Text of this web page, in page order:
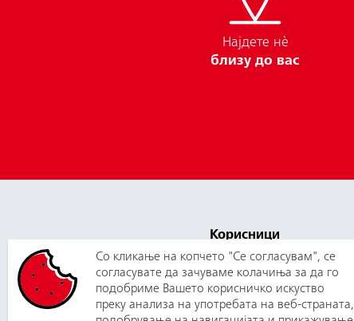
Најдете нѐ
близу до вас
Корисници
Плаќање и цени
Услуги
Нов корисник
Со кликање на копчето "Се согласувам", се
согласувате да зачуваме колачиња за да го
подобриме Вашето корисничко искуство
преку анализа на употребата на веб-страната,